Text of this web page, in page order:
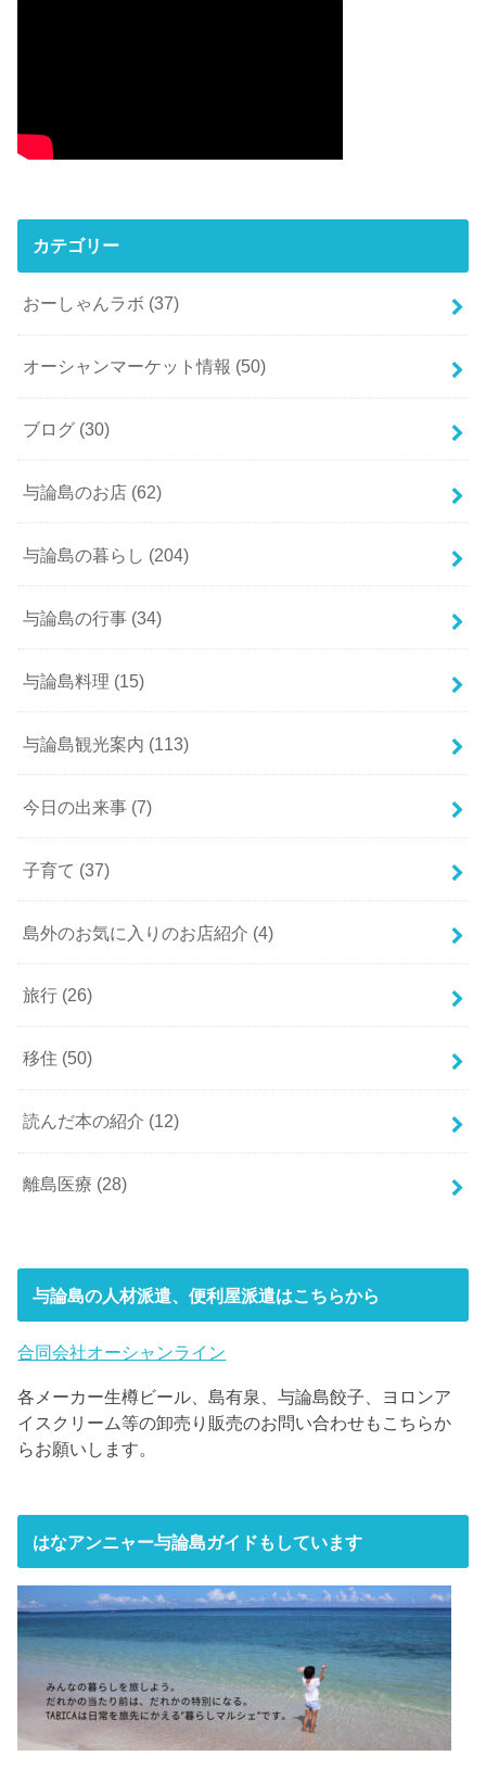
カテゴリー
おーしゃんラボ (37)
オーシャンマーケット情報 (50)
ブログ (30)
与論島のお店 (62)
与論島の暮らし (204)
与論島の行事 (34)
与論島料理 (15)
与論島観光案内 (113)
今日の出来事 (7)
子育て (37)
島外のお気に入りのお店紹介 (4)
旅行 (26)
移住 (50)
読んだ本の紹介 (12)
離島医療 (28)
与論島の人材派遣、便利屋派遣はこちらから
合同会社オーシャンライン
各メーカー生樽ビール、島有泉、与論島餃子、ヨロンア
イスクリーム等の卸売り販売のお問い合わせもこちらか
らお願いします。
はなアンニャー与論島ガイドもしています